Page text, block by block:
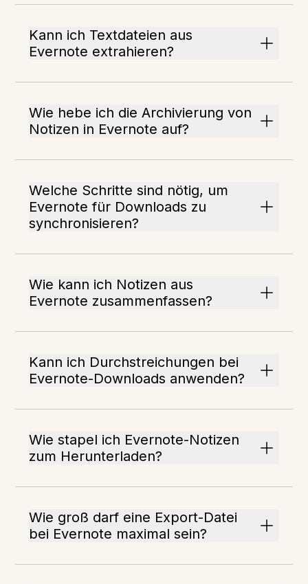
Kann ich Textdateien aus
Evernote extrahieren?
Wie hebe ich die Archivierung von
Notizen in Evernote auf?
Welche Schritte sind nötig, um
Evernote für Downloads zu
synchronisieren?
Wie kann ich Notizen aus
Evernote zusammenfassen?
Kann ich Durchstreichungen bei
Evernote-Downloads anwenden?
Wie stapel ich Evernote-Notizen
zum Herunterladen?
Wie groß darf eine Export-Datei
bei Evernote maximal sein?